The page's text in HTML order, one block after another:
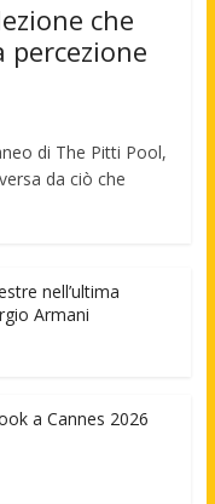
che
di The Pitti Pool,
da ciò che
nell’ultima
Armani
a Cannes 2026